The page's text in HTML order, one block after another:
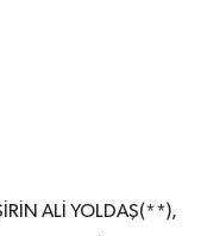
ALİ YOLDAŞ(**),